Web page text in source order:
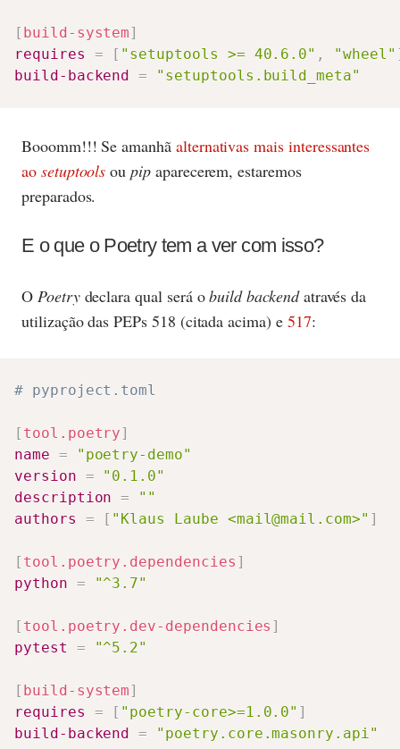
[ build-system]
requires
= [ "setuptools >= 40.6.0" , "wheel"
build-backend
= "setuptools.build_meta"
Booomm!!! Se amanhã alternativas mais interessantes
ao setuptools oupipaparecerem, estaremos
preparados.
E o que o Poetry tem a ver com isso?
O Poetrydeclara qual será obuild backendatravés da
utilização das PEPs 518 (citada acima) e 517:
# pyproject.toml
[ tool.poetry]
name =
"poetry-demo"
version =
"0.1.0"
description =
""
authors
= [ "Klaus Laube <mail@mail.com>" ]
[ tool.poetry.dependencies ]
python = "^3.7"
[ tool.poetry.dev-dependencies ]
pytest
= "^5.2"
[ build-system]
requires
= [ "poetry-core>=1.0.0" ]
build-backend
= "poetry.core.masonry.api"